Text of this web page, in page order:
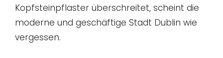
Kopfsteinpflaster überschreitet, scheint die
moderne und geschäftige Stadt Dublin wie
vergessen.